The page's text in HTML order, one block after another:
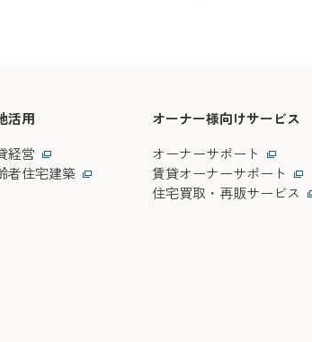
活用
経営
者住宅建築
オーナー様向けサービス
オーナーサポート
賃貸オーナーサポート
住宅買取・再販サービス